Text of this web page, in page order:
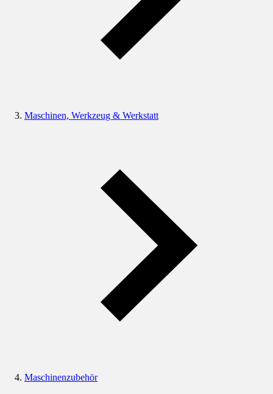
Maschinen, Werkzeug & Werkstatt
Maschinenzubehör